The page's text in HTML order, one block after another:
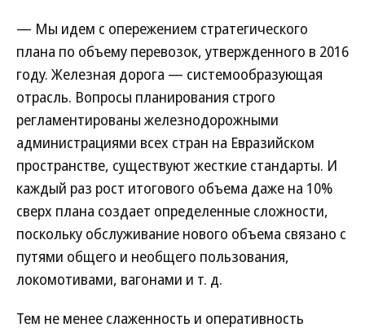
— Мы идем с опережением стратегического
плана по объему перевозок, утвержденного в 2016
году. Железная дорога — системообразующая
отрасль. Вопросы планирования строго
регламентированы железнодорожными
администрациями всех стран на Евразийском
пространстве, существуют жесткие стандарты. И
каждый раз рост итогового объема даже на 10%
сверх плана создает определенные сложности,
поскольку обслуживание нового объема связано с
путями общего и необщего пользования,
локомотивами, вагонами и т. д.
Тем не менее слаженность и оперативность